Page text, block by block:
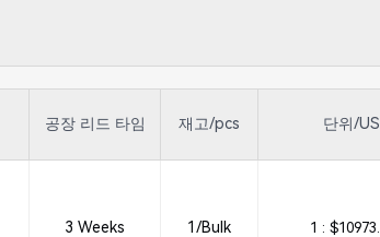
공장 리드 타임 재고/pcs 단위/
3 Weeks 1/Bulk 1 :